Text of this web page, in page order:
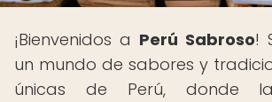
¡Bienvenidos a Perú Sabroso!
un mundo de sabores y
únicas de Perú, donde